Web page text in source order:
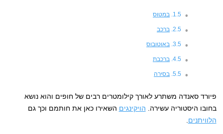
במטוס
ברכב
באוטובוס
ברכבת
בסירה
פיורד סאנדה משתרע לאורך קילומטרים רבים של חופים והוא נושא
בחובו היסטוריה עשירה. הויקינגים השאירו כאן את חותמם וכך גם
הלוויתנים